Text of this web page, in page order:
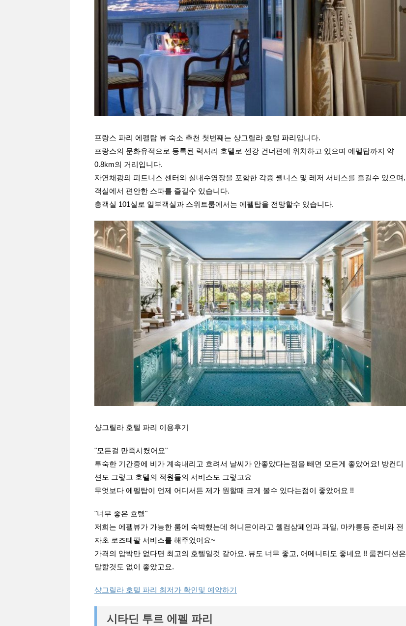
프랑스 파리 에펠탑 뷰 숙소 추천 첫번째는 샹그릴라 호텔 파리입니다.
프랑스의 문화유적으로 등록된 럭셔리 호텔로 센강 건너편에 위치하고 있으며 에펠탑까지 약
0.8km의 거리입니다.
자연채광의 피트니스 센터와 실내수영장을 포함한 각종 웰니스 및 레저 서비스를 즐길수 있으며,
객실에서 편안한 스파를 즐길수 있습니다.
총객실 101실로 일부객실과 스위트룸에서는 에펠탑을 전망할수 있습니다.
샹그릴라 호텔 파리 이용후기
"모든걸 만족시켰어요"
투숙한 기간중에 비가 계속내리고 흐려서 날씨가 안좋았다는점을 빼면 모든게 좋았어요! 방컨디
션도 그렇고 호텔의 적원들의 서비스도 그렇고요
무엇보다 에펠탑이 언제 어디서든 제가 원할때 크게 볼수 있다는점이 좋았어요 !!
"너무 좋은 호텔"
저희는 에펠뷰가 가능한 룸에 숙박했는데 허니문이라고 웰컴샴페인과 과일, 마카롱등 준비와 전
자초 로즈테팔 서비스를 해주었어요~
가격의 압박만 없다면 최고의 호텔일것 같아요. 뷰도 너무 좋고, 어메니티도 좋네요 !! 룸컨디션은
말할것도 없이 좋았고요.
샹그릴라 호텔 파리 최저가 확인및 예약하기
시타딘 투르 에펠 파리